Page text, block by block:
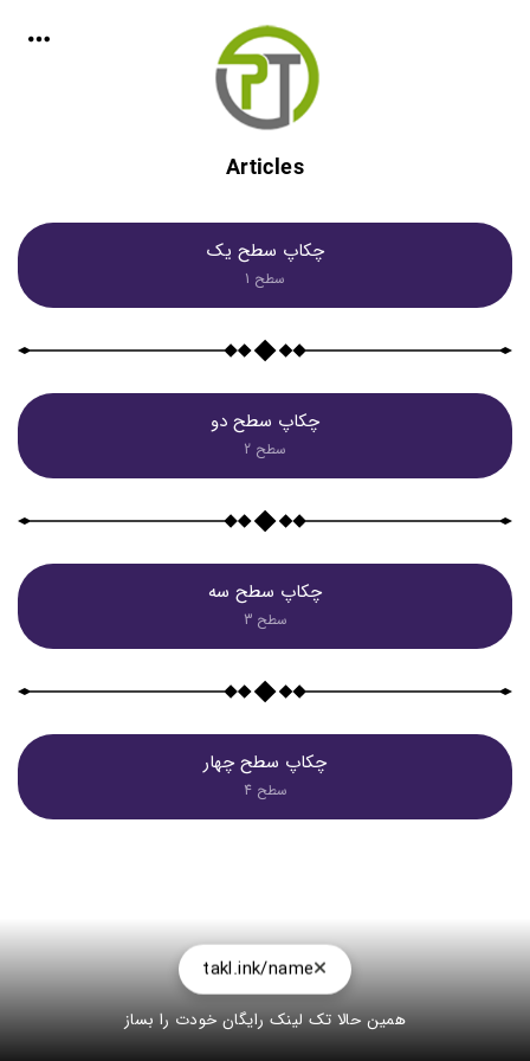
Articles
چکاپ سطح یک
سطح 1
چکاپ سطح دو
سطح 2
چکاپ سطح سه
سطح 3
چکاپ سطح چهار
سطح 4
takl.ink/name
همین حالا تک لینک رایگان خودت را بساز